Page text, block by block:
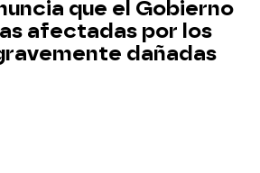
que el Gobierno
afectadas por los
dañadas